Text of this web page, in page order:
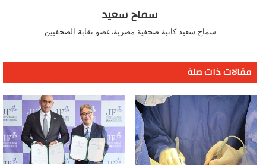
سماح سعيد
سماح سعيد كاتبة صحفية مصرية،عضو نقابة الصحفيين
مقالات ذات صلة